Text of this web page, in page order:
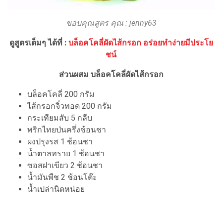
ขอบคุณสูตร คุณ : jenny63
ดูสูตรเต็มๆ ได้ที่ : บล็อคโคลี่ผัดไส้กรอก อร่อยทำง่ายมีประโย
ชน์
ส่วนผสม บล็อคโคลี่ผัดไส้กรอก
บล็อคโคลี่ 200 กรัม
ไส้กรอกจิ๋วทอด 200 กรัม
กระเทียมสับ 5 กลีบ
พริกไทยป่นครึ่งช้อนชา
ผงปรุงรส 1 ช้อนชา
น้ำตาลทราย 1 ช้อนชา
ซอสฝาเขียว 2 ช้อนชา
น้ำมันพืช 2 ช้อนโต๊ะ
น้ำเปล่านิดหน่อย